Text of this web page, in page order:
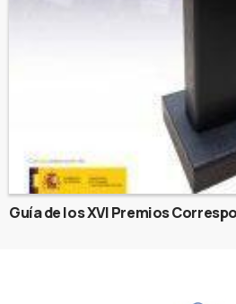
Guía de los XVI Premios